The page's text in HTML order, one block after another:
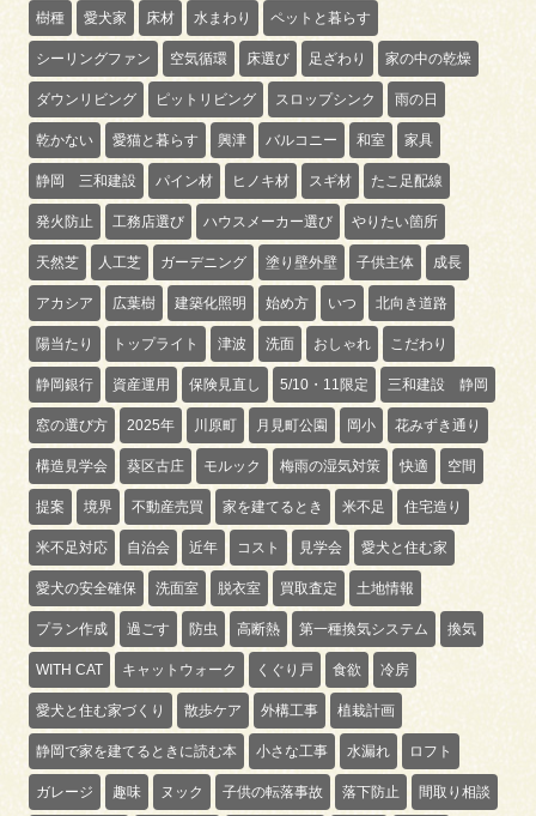
樹種 愛犬家 床材 水まわり ペットと暮らす
シーリングファン 空気循環 床選び 足ざわり 家の中の乾燥
ダウンリビング ピットリビング スロップシンク 雨の日
乾かない 愛猫と暮らす 興津 バルコニー 和室 家具
静岡 三和建設 パイン材 ヒノキ材 スギ材 たこ足配線
発火防止 工務店選び ハウスメーカー選び やりたい箇所
天然芝 人工芝 ガーデニング 塗り壁外壁 子供主体 成長
アカシア 広葉樹 建築化照明 始め方 いつ 北向き道路
陽当たり トップライト 津波 洗面 おしゃれ こだわり
静岡銀行 資産運用 保険見直し 5/10・11限定 三和建設 静岡
窓の選び方 2025年 川原町 月見町公園 岡小 花みずき通り
構造見学会 葵区古庄 モルック 梅雨の湿気対策 快適 空間
提案 境界 不動産売買 家を建てるとき 米不足 住宅造り
米不足対応 自治会 近年 コスト 見学会 愛犬と住む家
愛犬の安全確保 洗面室 脱衣室 買取査定 土地情報
プラン作成 過ごす 防虫 高断熱 第一種換気システム 換気
WITH CAT キャットウォーク くぐり戸 食欲 冷房
愛犬と住む家づくり 散歩ケア 外構工事 植栽計画
静岡で家を建てるときに読む本 小さな工事 水漏れ ロフト
ガレージ 趣味 ヌック 子供の転落事故 落下防止 間取り相談